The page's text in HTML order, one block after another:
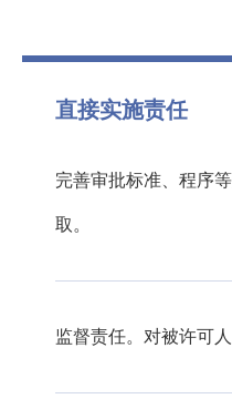
直接实施责任
完善审批标准、程序
取。
监督责任。对被许可